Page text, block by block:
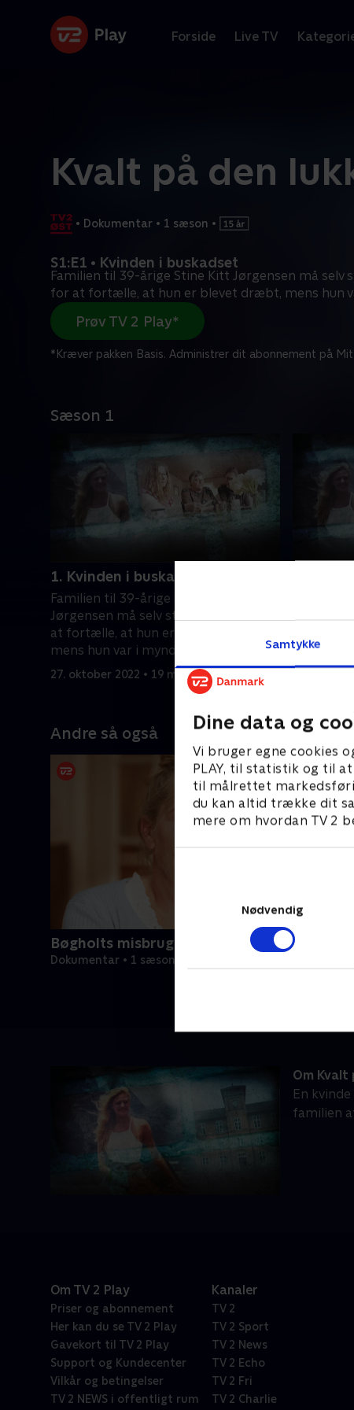
Samtykke
Dine data og
Vi bruger egne cookies
PLAY, til statistik og til
til målrettet
du kan altid trække dit
mere om hvordan TV 2
Nødvendig
Forside Live TV
Kvalt på den
• Dokumentar • 1 sæson •
S1:E1 • Kvinden i buskadset
Familien til 39-årige Stine Kitt Jørgensen må selv
for at fortælle, at hun er blevet dræbt, mens hun
Prøv TV 2 Play*
*Kræver pakken Basis. Administrer dit abonnement på Mit
Sæson 1
1. Kvinden i buskadset
Familien til 39-årige Stine Kitt
Jørgensen må selv stå frem på tv for
at fortælle, at hun er blevet dræbt,
mens hun var i myndighedernes
varetægt.
27. oktober 2022 • 19 min
Andre så også
Bøgholts misbrugte børn
Dokumentar • 1 sæsoner
Om Kvalt
En
familien
Om TV 2 Play
Priser og abonnement
Her kan du se TV 2 Play
Gavekort til TV 2 Play
Support og Kundecenter
Vilkår og betingelser
TV 2 NEWS i offentligt rum
Kanaler
TV 2
TV 2 Sport
TV 2 News
TV 2 Echo
TV 2 Fri
TV 2 Charlie